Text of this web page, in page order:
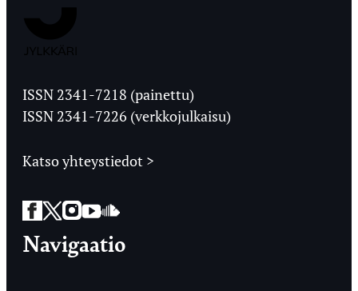
Ylioppilaslehti
ISSN 2341-7218 (painettu)
ISSN 2341-7226 (verkkojulkaisu)
Katso yhteystiedot >
Facebook
Twitter
Instagram
YouTube
SoundCloud
Navigaatio